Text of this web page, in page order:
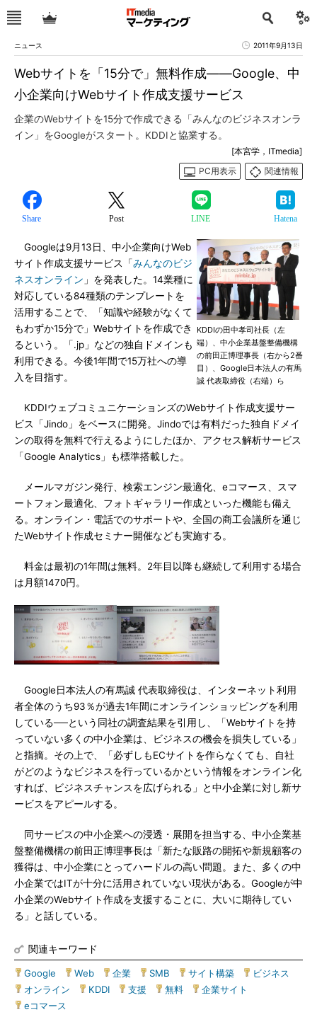
ニュース 2011年9月13日
Webサイトを「15分で」無料作成――Google、中
小企業向けWebサイト作成支援サービス
企業のWebサイトを15分で作成できる「みんなのビジネスオンラ
イン」をGoogleがスタート。KDDIと協業する。
[本宮学，ITmedia]
PC用表示
関連情報
Share Post LINE Hatena
KDDIの田中孝司社長（左
端）、中小企業基盤整備機構
の前田正博理事長（右から2番
目）、Google日本法人の有馬
誠 代表取締役（右端）ら
Googleは9月13日、中小企業向けWeb
サイト作成支援サービス「みんなのビジ
ネスオンライン 」を発表した。14業種に
対応している84種類のテンプレートを
活用することで、「知識や経験がなくて
もわずか15分で」Webサイトを作成でき
るという。「.jp」などの独自ドメインも
利用できる。今後1年間で15万社への導
入を目指す。
KDDIウェブコミュニケーションズのWebサイト作成支援サー
ビス「Jindo」をベースに開発。Jindoでは有料だった独自ドメイ
ンの取得を無料で行えるようにしたほか、アクセス解析サービス
「Google Analytics」も標準搭載した。
メールマガジン発行、検索エンジン最適化、eコマース、スマ
ートフォン最適化、フォトギャラリー作成といった機能も備え
る。オンライン・電話でのサポートや、全国の商工会議所を通じ
たWebサイト作成セミナー開催なども実施する。
料金は最初の1年間は無料。2年目以降も継続して利用する場合
は月額1470円。
Google日本法人の有馬誠 代表取締役は、インターネット利用
者全体のうち93％が過去1年間にオンラインショッピングを利用
している──という同社の調査結果を引用し、「Webサイトを持
っていない多くの中小企業は、ビジネスの機会を損失している」
と指摘。その上で、「必ずしもECサイトを作らなくても、自社
がどのようなビジネスを行っているかという情報をオンライン化
すれば、ビジネスチャンスを広げられる」と中小企業に対し新サ
ービスをアピールする。
同サービスの中小企業への浸透・展開を担当する、中小企業基
盤整備機構の前田正博理事長は「新たな販路の開拓や新規顧客の
獲得は、中小企業にとってハードルの高い問題。また、多くの中
小企業ではITが十分に活用されていない現状がある。Googleが中
小企業のWebサイト作成を支援することに、大いに期待してい
る」と話している。
関連キーワード
Google Web 企業 SMB サイト構築 ビジネス
オンライン
KDDI 支援 無料 企業サイト
eコマース